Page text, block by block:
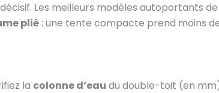
Les meilleurs modèles autoportants de
plié : une tente compacte prend moins
la colonne d’eau du double-toit (en